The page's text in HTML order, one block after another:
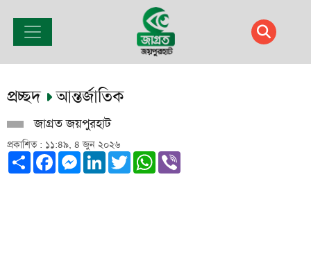
প্রচ্ছদ আন্তর্জাতিক
জাগ্রত জয়পুরহাট
প্রকাশিত : ১১:৪৯, ৪ জুন ২০২৬
ShareFacebook
Messenger
LinkedIn
TwitterWhatsApp